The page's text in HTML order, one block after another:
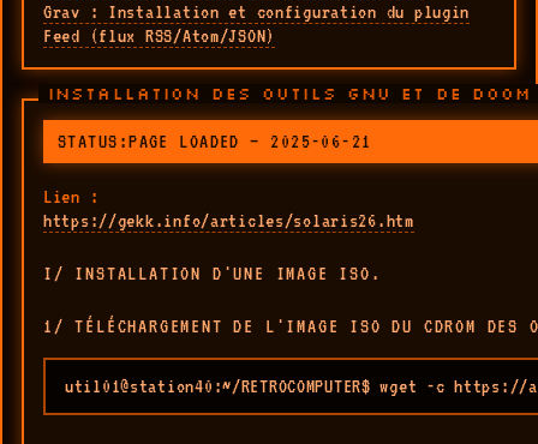
Grav : Installation et configuration du plugin
Feed (flux RSS/Atom/JSON)
INSTALLATION DES OUTILS GNU ET DE
STATUS:PAGE LOADED — 2025-06-21
Lien :
https://gekk.info/articles/solaris26.htm
I/ INSTALLATION D'UNE IMAGE ISO.
1/ TÉLÉCHARGEMENT DE L'IMAGE ISO DU CDROM DES
util01@station40:~/RETROCOMPUTER$ wget -c